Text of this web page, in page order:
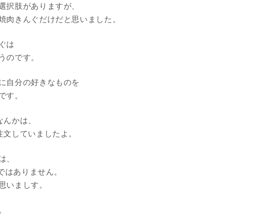
択肢がありますが、
肉きんぐだけだと思いました。
は
のです。
自分の好きなものを
す。
かは、
していましたよ。
、
ありません。
いましす。